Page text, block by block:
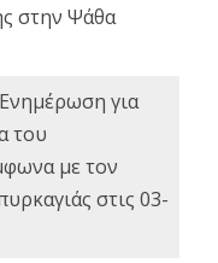
στην Ψάθα
Ενημέρωση για
του
με τον
στις 03-